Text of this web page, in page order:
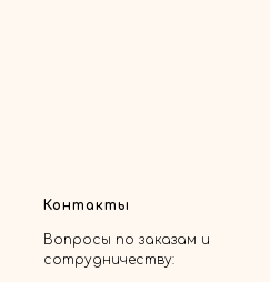
Контакты
Вопросы по заказам и
сотрудничеству: